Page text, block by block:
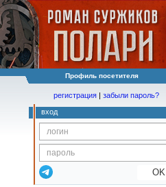
Профиль посетителя
регистрация | забыли пароль?
вход
OK